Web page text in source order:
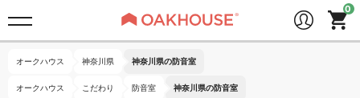
オークハウス 神奈川県 神奈川県の防音室
オークハウス こだわり 防音室 神奈川県の防音室